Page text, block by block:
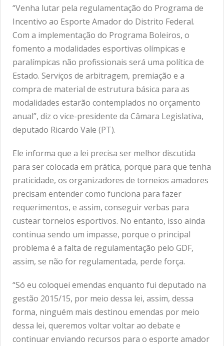
“Venha lutar pela regulamentação do Programa de
Incentivo ao Esporte Amador do Distrito Federal.
Com a implementação do Programa Boleiros, o
fomento a modalidades esportivas olímpicas e
paralímpicas não profissionais será uma política de
Estado. Serviços de arbitragem, premiação e a
compra de material de estrutura básica para as
modalidades estarão contemplados no orçamento
anual”, diz o vice-presidente da Câmara Legislativa,
deputado Ricardo Vale (PT).
Ele informa que a lei precisa ser melhor discutida
para ser colocada em prática, porque para que tenha
praticidade, os organizadores de torneios amadores
precisam entender como funciona para fazer
requerimentos, e assim, conseguir verbas para
custear torneios esportivos. No entanto, isso ainda
continua sendo um impasse, porque o principal
problema é a falta de regulamentação pelo GDF,
assim, se não for regulamentada, perde força.
“Só eu coloquei emendas enquanto fui deputado na
gestão 2015/15, por meio dessa lei, assim, dessa
forma, ninguém mais destinou emendas por meio
dessa lei, queremos voltar voltar ao debate e
continuar enviando recursos para o esporte amador